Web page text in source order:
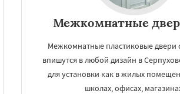
Межкомнатные
Межкомнатные пластиковые двери
впишутся в любой дизайн в
для установки как в жилых
школах, офисах,